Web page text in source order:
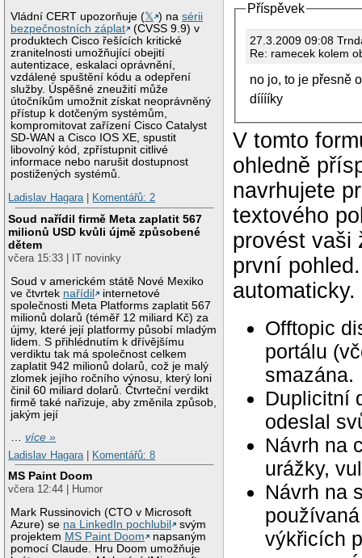
Vládní CERT upozorňuje (𝕏 ) nasérii
bezpečnostních záplat
(CVSS 9.9) v
produktech Cisco řešících kritické
zranitelnosti umožňující obejití
autentizace, eskalaci oprávnění,
vzdálené spuštění kódu a odepření
služby. Úspěšné zneužití může
útočníkům umožnit získat neoprávněný
přístup k dotčeným systémům,
kompromitovat zařízení Cisco Catalyst
SD-WAN a Cisco IOS XE, spustit
libovolný kód, zpřístupnit citlivé
informace nebo narušit dostupnost
postižených systémů.
Ladislav Hagara| Komentářů: 2
Soud nařídil firmě Meta zaplatit 567
milionů USD kvůli újmě způsobené
dětem
včera 15:33 | IT novinky
Soud v americkém státě Nové Mexiko
ve čtvrtek nařídil
internetové
společnosti Meta Platforms zaplatit 567
milionů dolarů (téměř 12 miliard Kč) za
újmy, které její platformy působí mladým
lidem. S přihlédnutím k dřívějšímu
verdiktu tak má společnost celkem
zaplatit 942 milionů dolarů, což je malý
zlomek jejího ročního výnosu, který loni
činil 60 miliard dolarů. Čtvrteční verdikt
firmě také nařizuje, aby změnila způsob,
jakým její
…více »
Ladislav Hagara
Komentářů: 8
MS Paint Doom
včera 12:44 | Humor
Mark Russinovich (CTO v Microsoft
Azure) se na LinkedIn pochlubil
svým
projektem MS Paint Doom
napsaným
pomocí Claude. Hru Doom umožňuje
Příspěvek
27.3.2009
Re: ramecek kolem
no jo, to je přesně
dííííky
V tomto
ohledně
navrhujete
textového
provést vaši
první
automaticky.
Offtopic
portálu
smazána.
Duplicitní
odeslal
Návrh na
urážky,
Návrh na
výkřicích